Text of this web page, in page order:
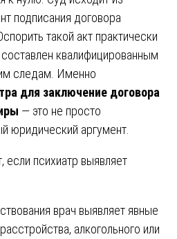
подписания договора
такой акт практически
квалифицированным
следам. Именно
для заключение договора
— это не просто
юридический аргумент.
если психиатр выявляет
врач выявляет явные
алкогольного или